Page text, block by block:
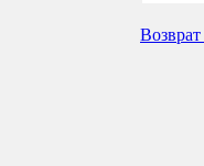
Возврат